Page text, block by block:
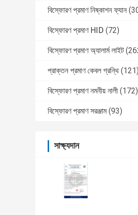
বিস্ফোরণ প্রমাণ নিষ্কাশন ফ্যান
বিস্ফোরণ প্রমাণ HID (72)
বিস্ফোরণ প্রমাণ অ্যালার্ম লাইট
প্রাক্তন প্রমাণ কেবল গ্রন্থি (121)
বিস্ফোরণ প্রমাণ নমনীয় নালী (172)
বিস্ফোরণ প্রমাণ সরঞ্জাম (93)
সাক্ষ্যদান